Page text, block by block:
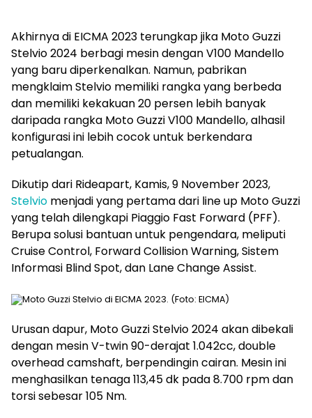
Akhirnya di EICMA 2023 terungkap jika Moto Guzzi
Stelvio 2024 berbagi mesin dengan V100 Mandello
yang baru diperkenalkan. Namun, pabrikan
mengklaim Stelvio memiliki rangka yang berbeda
dan memiliki kekakuan 20 persen lebih banyak
daripada rangka Moto Guzzi V100 Mandello, alhasil
konfigurasi ini lebih cocok untuk berkendara
petualangan.
Dikutip dari Rideapart, Kamis, 9 November 2023,
Stelvio menjadi yang pertama dari line up Moto Guzzi
yang telah dilengkapi Piaggio Fast Forward (PFF).
Berupa solusi bantuan untuk pengendara, meliputi
Cruise Control, Forward Collision Warning, Sistem
Informasi Blind Spot, dan Lane Change Assist.
Moto Guzzi Stelvio di EICMA 2023. (Foto: EICMA)
Urusan dapur, Moto Guzzi Stelvio 2024 akan dibekali
dengan mesin V-twin 90-derajat 1.042cc, double
overhead camshaft, berpendingin cairan. Mesin ini
menghasilkan tenaga 113,45 dk pada 8.700 rpm dan
torsi sebesar 105 Nm.